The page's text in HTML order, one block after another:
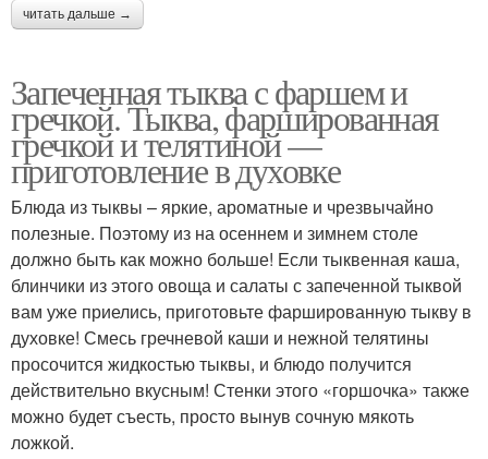
читать дальше →
Запеченная тыква с фаршем и
гречкой. Тыква, фаршированная
гречкой и телятиной —
приготовление в духовке
Блюда из тыквы – яркие, ароматные и чрезвычайно
полезные. Поэтому из на осеннем и зимнем столе
должно быть как можно больше! Если тыквенная каша,
блинчики из этого овоща и салаты с запеченной тыквой
вам уже приелись, приготовьте фаршированную тыкву в
духовке! Смесь гречневой каши и нежной телятины
просочится жидкостью тыквы, и блюдо получится
действительно вкусным! Стенки этого «горшочка» также
можно будет съесть, просто вынув сочную мякоть
ложкой.